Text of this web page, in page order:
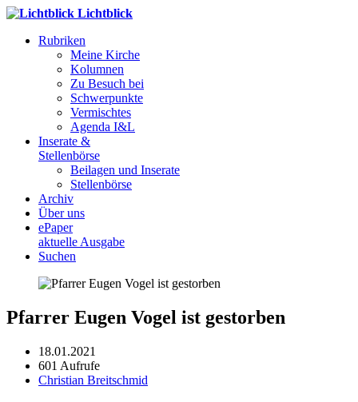
Lichtblick
Rubriken
Meine Kirche
Kolumnen
Zu Besuch bei
Schwerpunkte
Vermischtes
Agenda I&L
Inserate &
Stellenbörse
Beilagen und Inserate
Stellenbörse
Archiv
Über uns
ePaper
aktuelle Ausgabe
Suchen
Pfarrer Eugen Vogel ist gestorben
18.01.2021
601 Aufrufe
Christian Breitschmid